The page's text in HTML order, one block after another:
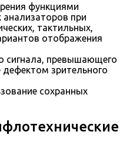
функциями
при
тактильных,
отображения
сигнала, превышающего
зрительного
сохранных